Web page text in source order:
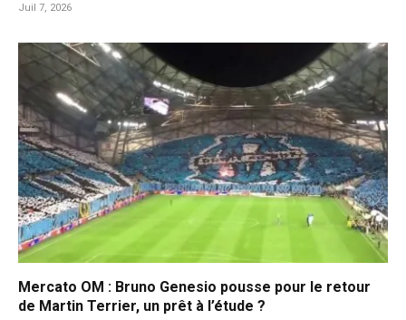
Juil 7, 2026
Mercato OM : Bruno Genesio pousse pour le retour
de Martin Terrier, un prêt à l’étude ?